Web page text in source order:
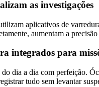
as investigações
aplicativos de
aumentam a
integrados para
dia a dia com perfeição.
tudo sem levantar